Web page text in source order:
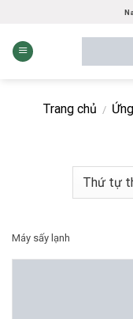
content
Trang chủ /
Máy sấy lạnh